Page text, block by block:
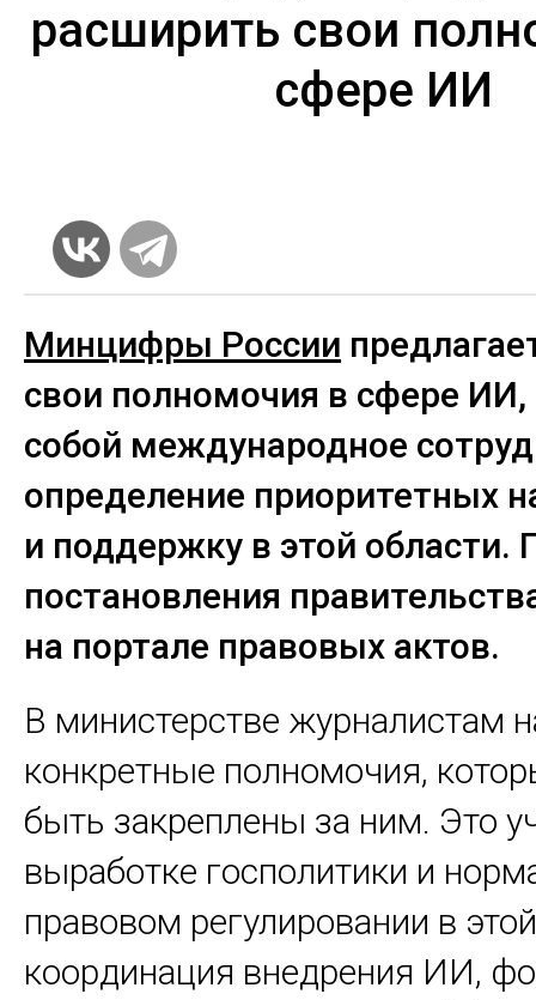
расширить свои
сфере ИИ
Минцифры России
свои полномочия в сфере ИИ,
собой международное
определение приоритетных
и поддержку в этой области.
постановления
на портале правовых актов.
В министерстве журналистам
конкретные полномочия,
быть закреплены за ним. Это
выработке госполитики и
правовом регулировании в
координация внедрения ИИ,